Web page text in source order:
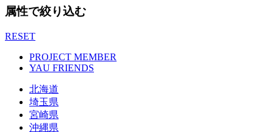
属性で絞り込む
RESET
PROJECT MEMBER
YAU FRIENDS
北海道
埼玉県
宮崎県
沖縄県